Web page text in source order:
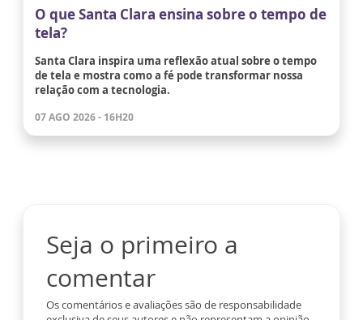
O que Santa Clara ensina sobre o tempo de
tela?
Santa Clara inspira uma reflexão atual sobre o tempo
de tela e mostra como a fé pode transformar nossa
relação com a tecnologia.
07 AGO 2026 - 16H20
Seja o primeiro a
comentar
Os comentários e avaliações são de responsabilidade